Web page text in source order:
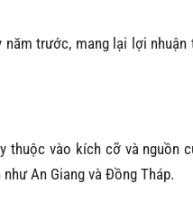
trước, mang lại lợi
thuộc vào kích cỡ và nguồn
An Giang và Đồng Tháp.